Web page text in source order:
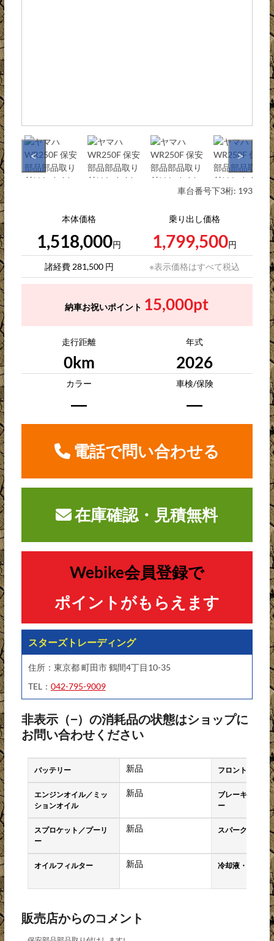
< >
車台番号下3桁: 193
本体価格 乗り出し価格
1,518,000円 1,799,500円
諸経費 281,500 円 ※表示価格はすべて税込
納車お祝いポイント 15,000pt
走行距離 年式
0km 2026
カラー 車検/保険
― ―
電話で問い合わせる
在庫確認・見積無料
Webike会員登録で
ポイントがもらえます
スターズトレーディング
住所：東京都 町田市 鶴間4丁目10-35
TEL： 042-795-9009
非表示（−）の消耗品の状態はショップに
お問い合わせください
バッテリー 新品 フロントタイヤ
エンジンオイル／ミッ
ションオイル
新品
ブレーキパッド
ー
スプロケット／プーリ
ー
新品 スパークプラグ
オイルフィルター 新品 冷却液・クーラ
販売店からのコメント